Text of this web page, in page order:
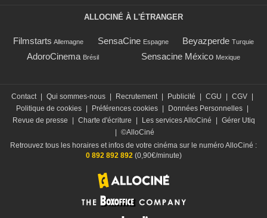
ALLOCINÉ À L'ÉTRANGER
Filmstarts Allemagne SensaCine Espagne Beyazperde Turquie
AdoroCinema Brésil Sensacine México Mexique
Contact | Qui sommes-nous | Recrutement | Publicité | CGU | CGV |
Politique de cookies | Préférences cookies | Données Personnelles |
Revue de presse
| Charte d'écriture | Les services AlloCiné | Gérer Utiq
| ©AlloCiné
Retrouvez tous les horaires et infos de votre cinéma sur le numéro AlloCiné :
0 892 892 892(0,90€/minute)